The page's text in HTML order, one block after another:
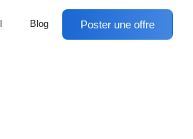
Blog Poster une offre